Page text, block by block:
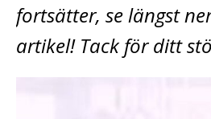
fortsätter, se längst
artikel! Tack för ditt